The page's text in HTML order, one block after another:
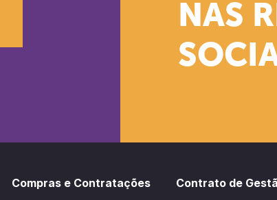
NAS
Compras e Contratações Contrato de